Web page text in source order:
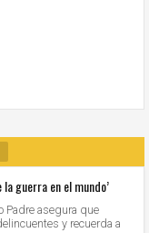
guerra en el mundo’
Padre asegura que
y recuerda a